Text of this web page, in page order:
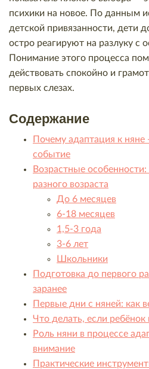
психики на новое. По данным
детской привязанности, дети
остро реагируют на разлуку с
Понимание этого процесса
действовать спокойно и
первых слезах.
Содержание
Почему адаптация к няне
событие
Возрастные
разного возраста
До 6 месяцев
6-18 месяцев
1,5-3 года
3-6 лет
Школьники
Подготовка до первого
заранее
Первые дни с няней: как
Что делать, если
Роль няни в процессе
внимание
Практические